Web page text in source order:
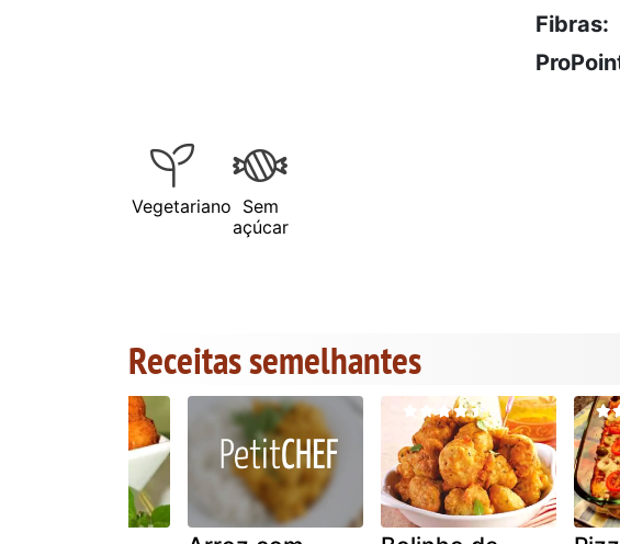
Fibras:
Vegetariano Sem
açúcar
Receitas semelhantes